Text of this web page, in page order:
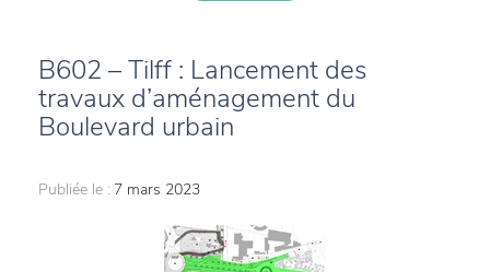
B602 – Tilff : Lancement des
travaux d’aménagement du
Boulevard urbain
Publiée le : 7 mars 2023